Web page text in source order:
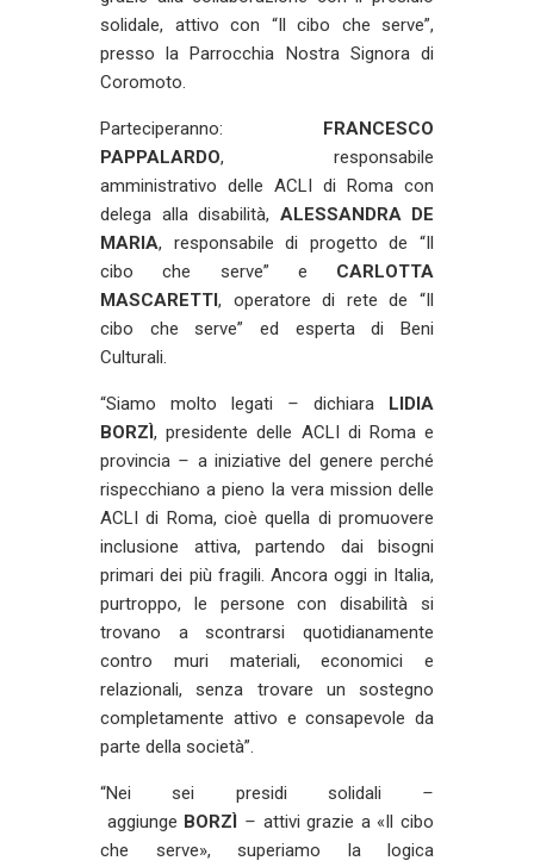
solidale, attivo con “Il cibo che serve”,
presso la Parrocchia Nostra Signora di
Coromoto.
Parteciperanno:
FRANCESCO
PAPPALARDO, responsabile
amministrativo delle ACLI di Roma con
delega alla disabilità, ALESSANDRA DE
MARIA, responsabile di progetto de “Il
cibo che serve” e CARLOTTA
MASCARETTI , operatore di rete de “Il
cibo che serve” ed esperta di Beni
Culturali.
“Siamo molto legati – dichiara
LIDIA
BORZÌ , presidente delle ACLI di Roma e
provincia – a iniziative del genere perché
rispecchiano a pieno la vera mission delle
ACLI di Roma, cioè quella di promuovere
inclusione attiva, partendo dai bisogni
primari dei più fragili. Ancora oggi in Italia,
purtroppo, le persone con disabilità si
trovano a scontrarsi quotidianamente
contro muri materiali, economici e
relazionali, senza trovare un sostegno
completamente attivo e consapevole da
parte della società”.
“Nei sei presidi solidali –
aggiunge BORZÌ – attivi grazie a «Il cibo
che serve», superiamo la logica